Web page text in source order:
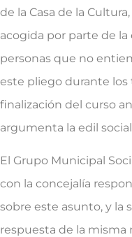
de la Casa de la
acogida por parte de
personas que no
este pliego durante
finalización del curso
argumenta la edil
El Grupo Municipal
con la concejalía
sobre este asunto, y la
respuesta de la misma